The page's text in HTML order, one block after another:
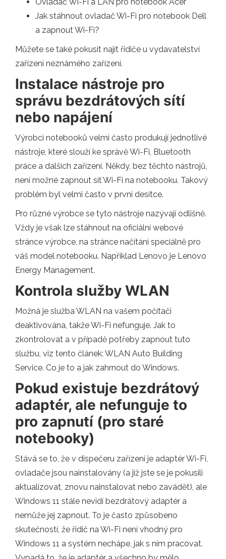
Jak stáhnout ovladač Wi-Fi pro notebook Dell
a zapnout Wi-Fi?
Můžete se také pokusit najít řidiče u vydavatelství
zařízení neznámého zařízení.
Instalace nástroje pro
správu bezdrátových sítí
nebo napájení
Výrobci notebooků velmi často produkují jednotlivé
nástroje, které slouží ke správě Wi-Fi, Bluetooth
práce a dalších zařízení. Někdy, bez těchto nástrojů,
není možné zapnout síť Wi-Fi na notebooku. Takový
problém byl velmi často v první desítce.
Pro různé výrobce se tyto nástroje nazývají odlišně.
Vždy je však lze stáhnout na oficiální webové
stránce výrobce, na stránce načítání speciálně pro
váš model notebooku. Například Lenovo je Lenovo
Energy Management.
Kontrola služby WLAN
Možná je služba WLAN na vašem počítači
deaktivována, takže Wi-Fi nefunguje. Jak to
zkontrolovat a v případě potřeby zapnout tuto
službu, viz tento článek: WLAN Auto Building
Service. Co je to a jak zahrnout do Windows.
Pokud existuje bezdrátový
adaptér, ale nefunguje to
pro zapnutí (pro staré
notebooky)
Stává se to, že v dispečeru zařízení je adaptér Wi-Fi,
ovladače jsou nainstalovány (a již jste se je pokusili
aktualizovat, znovu nainstalovat nebo zavádět), ale
Windows 11 stále nevidí bezdrátový adaptér a
nemůže jej zapnout. To je často způsobeno
skutečností, že řidič na Wi-Fi není vhodný pro
Windows 11 a systém nechápe, jak s ním pracovat.